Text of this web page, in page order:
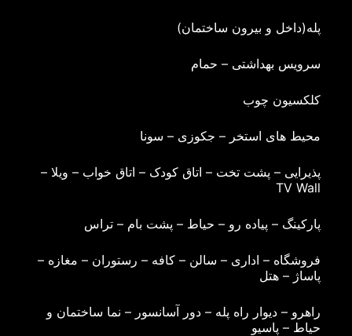
پله(داخل و بیرون ساختمان)
سرویس بهداشتی – حمام
کلکسیون چوب
محیط های استخر – جکوزی – سونا
پذیرایی – پشت تخت – اتاق کودک – اتاق خواب – ویلا –
TV Wall
پارکینگ – پیاده رو – حیاط – پشت بام – تراس
فروشگاه – اداری – سالن – کافه – رستوران – مغازه –
پاساژ – هتل
راهرو – دیوار راه پله – دور آسانسور – نما ساختمان و
حیاط – پاسیو